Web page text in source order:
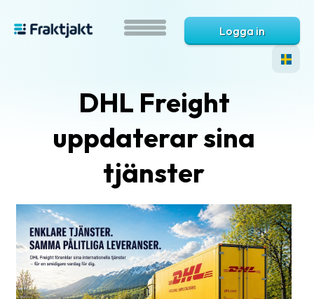
Vad
är
Fraktjakt?
Logga in
DHL Freight
uppdaterar sina
tjänster